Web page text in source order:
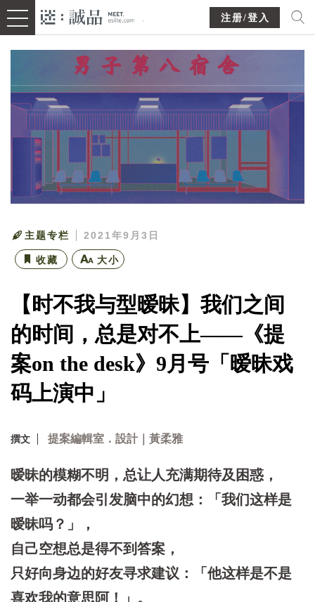
注册/登入
主题专栏 2021年9月3日
收藏 大小
【时不我与型暧昧】我们之间
的时间，总是对不上——《提
案on the desk》9月号「暧昧戏
码上演中」
撰文 提案編輯室．設計｜黃柔雅
暧昧的模糊不明，总让人充满期待及困惑，
一举一动都会引发脑中的幻想：「我们这样是
暧昧吗？」，
自己空想总是得不到答案，
只好向身边的好友寻求建议：「他这样是不是
喜欢我的意思阿！」。